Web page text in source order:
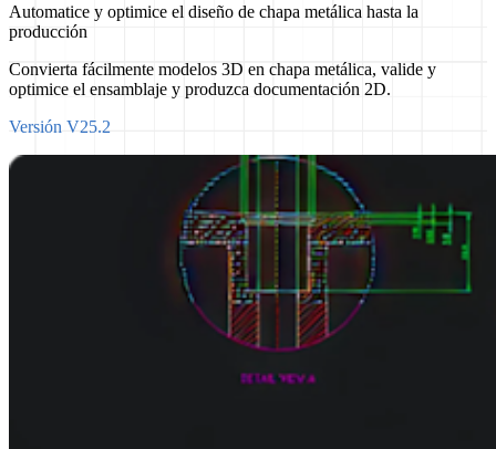
Automatice y optimice el diseño de chapa metálica hasta la
producción
Convierta fácilmente modelos 3D en chapa metálica, valide y
optimice el ensamblaje y produzca documentación 2D.
Versión V25.2